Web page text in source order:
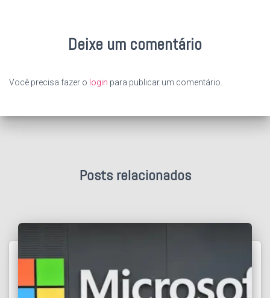
Deixe um comentário
Você precisa fazer o login para publicar um comentário.
Posts relacionados